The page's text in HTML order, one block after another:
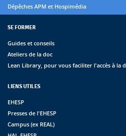
Dépêches APM et Hospimédia
SE FORMER
Guides et conseils
Ateliers de la doc
Lean Library, pour vous faciliter l'accès à la
LIENS UTILES
EHESP
Presses de l'EHESP
Campus (ex REAL)